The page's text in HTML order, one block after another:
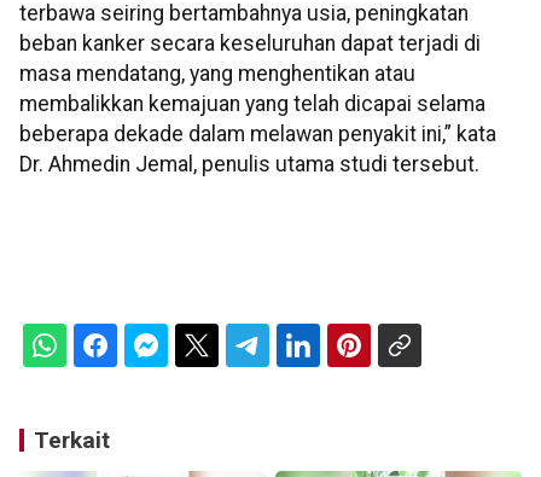
terbawa seiring bertambahnya usia, peningkatan
beban kanker secara keseluruhan dapat terjadi di
masa mendatang, yang menghentikan atau
membalikkan kemajuan yang telah dicapai selama
beberapa dekade dalam melawan penyakit ini,” kata
Dr. Ahmedin Jemal, penulis utama studi tersebut.
Terkait